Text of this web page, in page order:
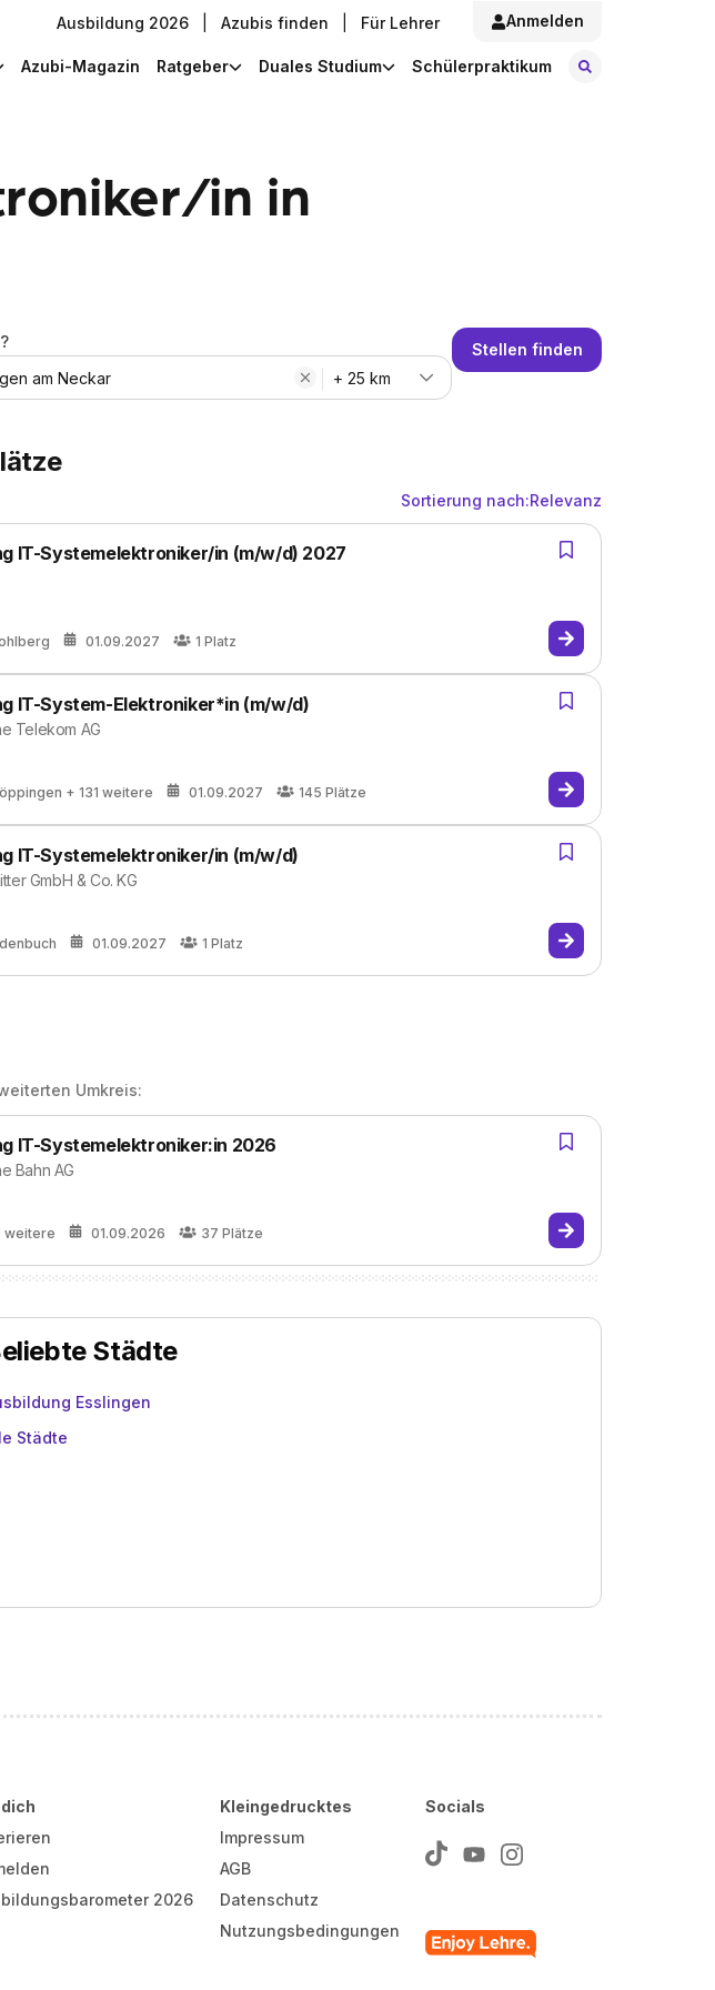
Ausbildung 2026 Azubis finden Für Lehrer Anmelden
Azubi-Magazin Ratgeber Duales Studium Schülerpraktikum
in in
+ 25 km
Stellen finden
Sortierung nach:Relevanz
IT-Systemelektroniker/in (m/w/d) 2027
01.09.2027 1 Platz
IT-System-Elektroniker*in (m/w/d)
Telekom AG
+ 131 weitere 01.09.2027 145 Plätze
IT-Systemelektroniker/in (m/w/d)
GmbH & Co. KG
01.09.2027 1 Platz
Umkreis:
IT-Systemelektroniker:in 2026
Bahn AG
weitere 01.09.2026 37 Plätze
Städte
Esslingen
Städte
2026
Kleingedrucktes
Impressum
AGB
Datenschutz
Nutzungsbedingungen
Socials